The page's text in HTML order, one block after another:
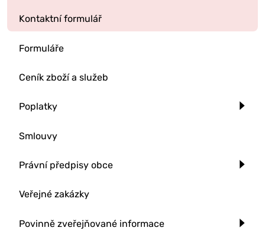
Kontaktní formulář
Formuláře
Ceník zboží a služeb
Poplatky
Smlouvy
Právní předpisy obce
Veřejné zakázky
Povinně zveřejňované informace